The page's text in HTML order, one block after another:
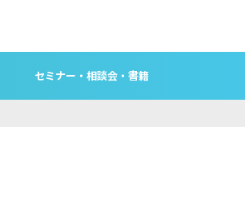
セミナー・相談会・書籍